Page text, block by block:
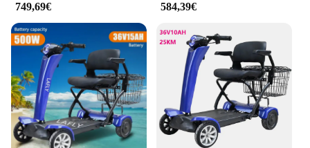
**For Vendors and Suppliers**
As a vendor or supplier, the scooter discapacitados
offers a fantastic opportunity to cater to a growing
market of individuals seeking reliable mobility
solutions. With its wholesale availability, you can
provide your customers with a product that is not
only functional but also promotes independence
and accessibility. The scooter's adaptability to
various environments and its inclusive design make
it an excellent choice for retailers looking to expand
749,69€ 584,39€